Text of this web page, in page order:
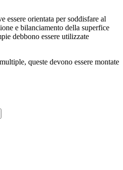
orientata per soddisfare al
e bilanciamento della superfice
debbono essere utilizzate
queste devono essere montate